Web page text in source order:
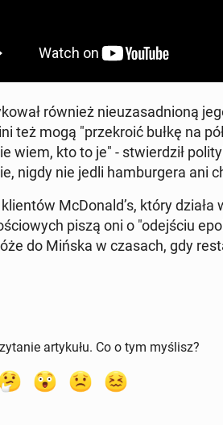
również nie­uza­sad­nio­ną
też mogą "prze­kro­ić bułkę na
wiem, kto to je" - stwier­dził
nigdy nie jedli ham­bur­ge­ra ani
McDo­nald’s, który
piszą oni o "odej­ściu
do Mińska w czasach, gdy
artykułu. Co o tym myślisz?